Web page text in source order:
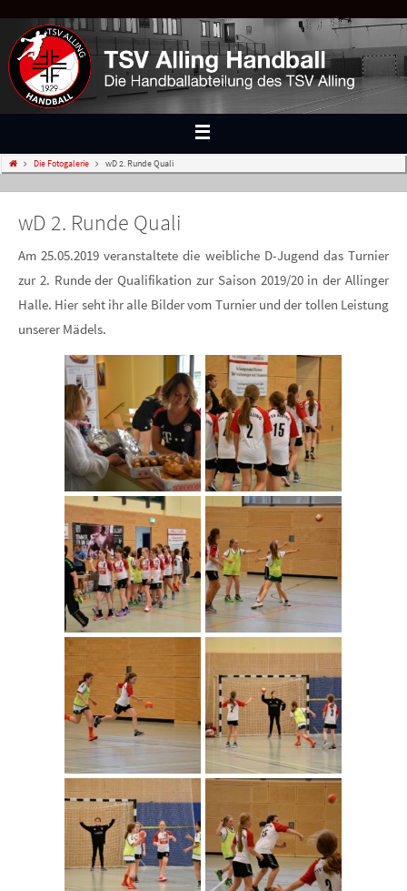
Die Fotogalerie wD 2. Runde Quali
wD 2. Runde Quali
Am 25.05.2019 veranstaltete die weibliche D-Jugend das Turnier
zur 2. Runde der Qualifikation zur Saison 2019/20 in der Allinger
Halle. Hier seht ihr alle Bilder vom Turnier und der tollen Leistung
unserer Mädels.